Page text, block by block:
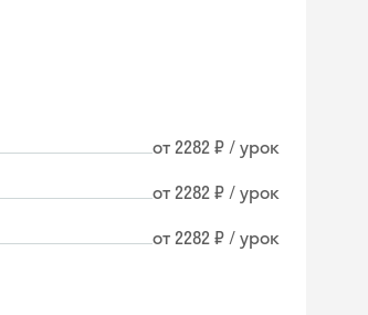
от 2282 ₽ / урок
от 2282 ₽ / урок
от 2282 ₽ / урок